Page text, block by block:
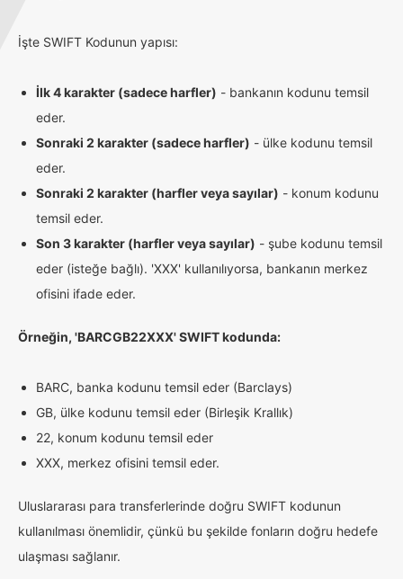
İşte SWIFT Kodunun yapısı:
İlk 4 karakter (sadece harfler) - bankanın kodunu temsil
eder.
Sonraki 2 karakter (sadece harfler) - ülke kodunu temsil
eder.
Sonraki 2 karakter (harfler veya sayılar) - konum kodunu
temsil eder.
Son 3 karakter (harfler veya sayılar) - şube kodunu temsil
eder (isteğe bağlı). 'XXX' kullanılıyorsa, bankanın merkez
ofisini ifade eder.
Örneğin, 'BARCGB22XXX' SWIFT kodunda:
BARC, banka kodunu temsil eder (Barclays)
GB, ülke kodunu temsil eder (Birleşik Krallık)
22, konum kodunu temsil eder
XXX, merkez ofisini temsil eder.
Uluslararası para transferlerinde doğru SWIFT kodunun
kullanılması önemlidir, çünkü bu şekilde fonların doğru hedefe
ulaşması sağlanır.